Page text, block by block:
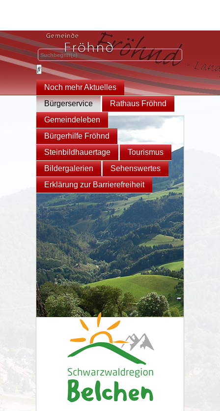
Noch mehr Aktuelles
Bürgerservice
Rathaus Fröhnd
Gemeindeleben
Bürgerhilfe Fröhnd
Steinbildhauertage
Tourismus
Bildergalerien
Sehenswertes
Erklärung zur Barrierefreiheit